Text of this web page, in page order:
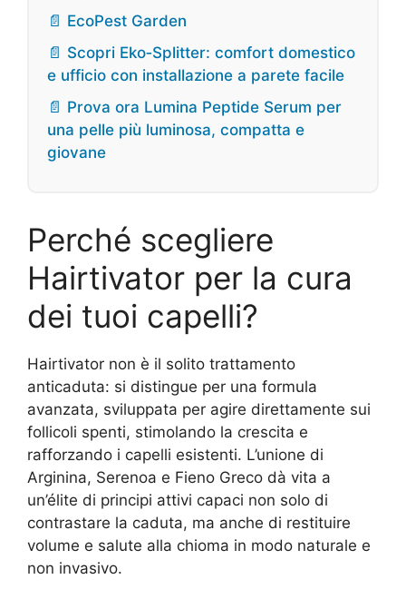
📄 EcoPest Garden
📄 Scopri Eko‑Splitter: comfort domestico
e ufficio con installazione a parete facile
📄 Prova ora Lumina Peptide Serum per
una pelle più luminosa, compatta e
giovane
Perché scegliere
Hairtivator per la cura
dei tuoi capelli?
Hairtivator non è il solito trattamento
anticaduta: si distingue per una formula
avanzata, sviluppata per agire direttamente sui
follicoli spenti, stimolando la crescita e
rafforzando i capelli esistenti. L’unione di
Arginina, Serenoa e Fieno Greco dà vita a
un’élite di principi attivi capaci non solo di
contrastare la caduta, ma anche di restituire
volume e salute alla chioma in modo naturale e
non invasivo.